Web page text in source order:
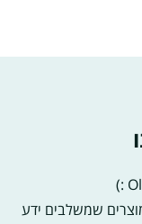
שמשלבים ידע